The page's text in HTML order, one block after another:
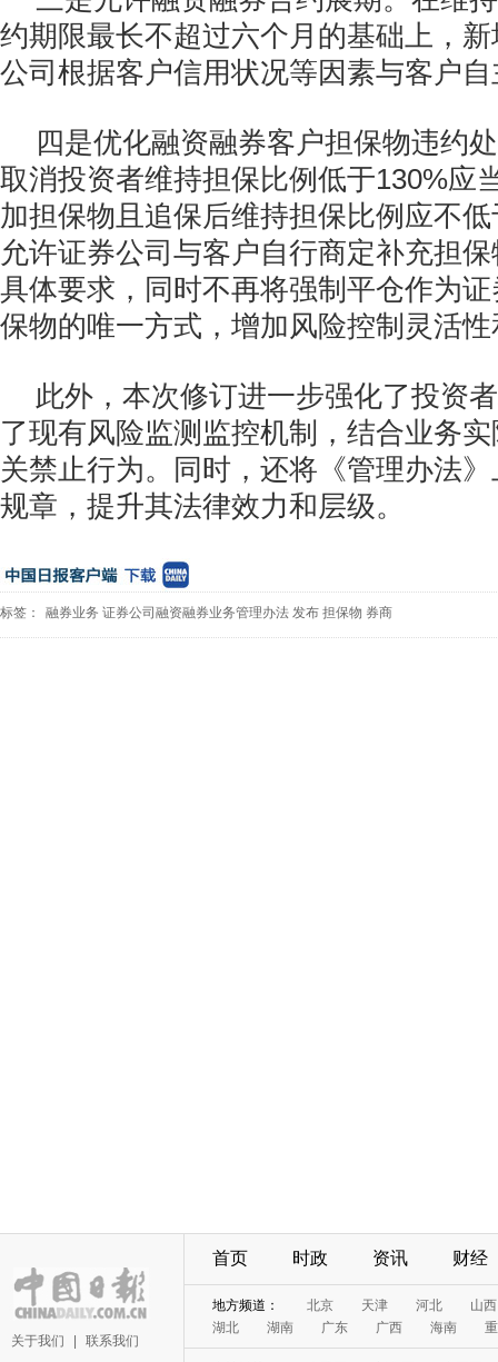
约期限最长不超过六个月的基础上，
公司根据客户信用状况等因素与客户
四是优化融资融券客户担保物违约
取消投资者维持担保比例低于130%应
加担保物且追保后维持担保比例应不
允许证券公司与客户自行商定补充担
具体要求，同时不再将强制平仓作为
保物的唯一方式，增加风险控制灵活
此外，本次修订进一步强化了投资
了现有风险监测监控机制，结合业务
关禁止行为。同时，还将《管理办法
规章，提升其法律效力和层级。
标签： 融券业务 证券公司融资融券业务管理办法 发布 担保物 券商
关于我们 联系我们
首页 时政 资讯 财经
地方频道： 北京 天津 河北
山西
湖北
湖南 广东 广西 海南